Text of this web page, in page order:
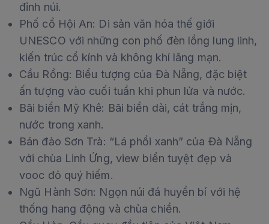
đỉnh núi.
Phố cổ Hội An: Di sản văn hóa thế giới
UNESCO với những con phố đèn lồng lung linh,
kiến trúc cổ kính và không khí lãng mạn.
Cầu Rồng: Biểu tượng của Đà Nẵng, đặc biệt
ấn tượng vào cuối tuần khi phun lửa và nước.
Bãi biển Mỹ Khê: Bãi biển dài, cát trắng mịn,
nước trong xanh.
Bán đảo Sơn Trà: “Lá phổi xanh” của Đà Nẵng
với chùa Linh Ứng, view biển tuyệt đẹp và
vooc đỏ quý hiếm.
Ngũ Hành Sơn: Ngọn núi đá huyền bí với hệ
thống hang động và chùa chiền.